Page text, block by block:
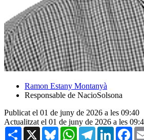
Ramon Estany Montanyà
Responsable de NacioSolsona
Publicat el 01 de juny de 2026 a les 09:40
Actualitzat el 01 de juny de 2026 a les
Share X BlueskyWhatsAppTelegramLinkedIn